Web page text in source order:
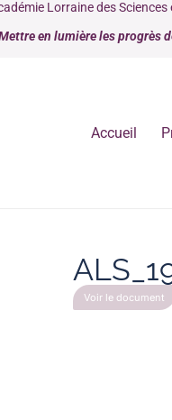
Lorraine des
en lumière les progrès
Accueil
Voir le document